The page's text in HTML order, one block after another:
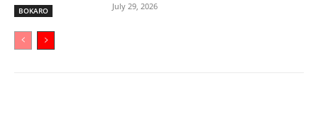
BOKARO July 29, 2026